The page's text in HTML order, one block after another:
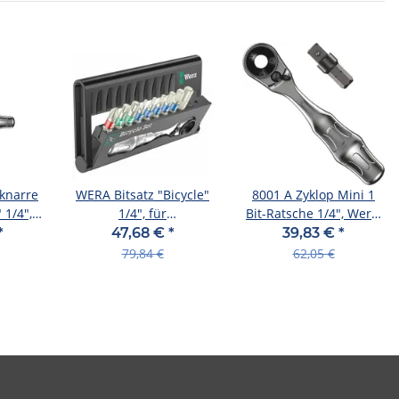
1/4",
WERA Bitsatz "Bicycle"
1/4", für
Fahrradanwendunge
"Bicycle Set 9
47,68 € *
79,84 €
8001 A Zyklop Mini 1
Bit-Ratsche 1/4", Wera,
1/4" Vierkant, 2-teilig,
Wera, 05073230001
39,83 € *
62,05 €